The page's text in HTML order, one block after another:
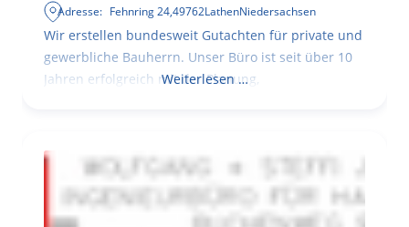
Adresse: Fehnring 24,49762LathenNiedersachsen
Wir erstellen bundesweit Gutachten für private und
gewerbliche Bauherrn. Unser Büro ist seit über 10
Jahren erfolgreich mit der Planung,
Weiterlesen …